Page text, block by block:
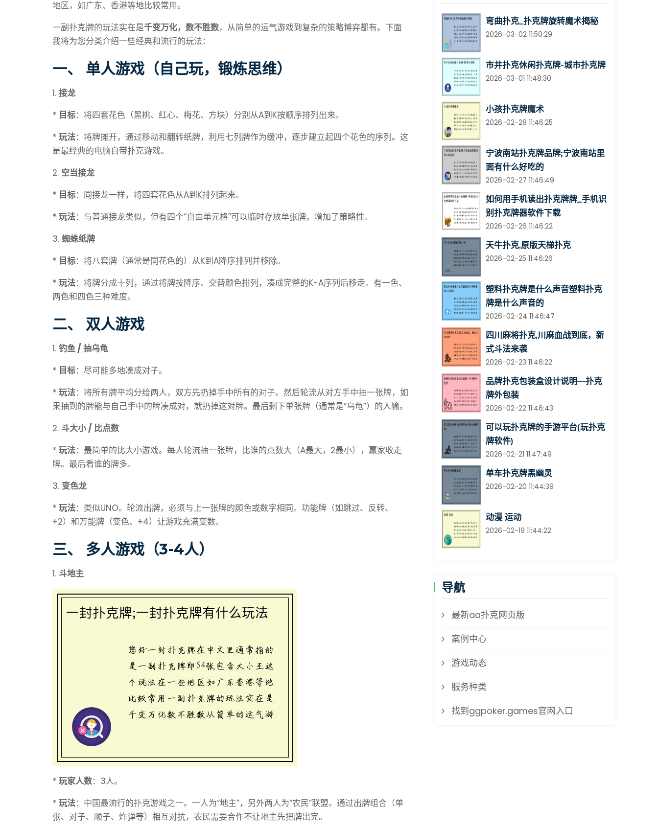
地区，如广东、香港等地比较常用。
一副扑克牌的玩法实在是千变万化，数不胜数，从简单的运气游戏到复杂的策略博弈都有。下面
我将为您分类介绍一些经典和流行的玩法：
一、 单人游戏（自己玩，锻炼思维）
1. 接龙
* 目标：将四套花色（黑桃、红心、梅花、方块）分别从A到K按顺序排列出来。
* 玩法：将牌摊开，通过移动和翻转纸牌，利用七列牌作为缓冲，逐步建立起四个花色的序列。这
是最经典的电脑自带扑克游戏。
2. 空当接龙
* 目标：同接龙一样，将四套花色从A到K排列起来。
* 玩法：与普通接龙类似，但有四个“自由单元格”可以临时存放单张牌，增加了策略性。
3. 蜘蛛纸牌
* 目标：将八套牌（通常是同花色的）从K到A降序排列并移除。
* 玩法：将牌分成十列，通过将牌按降序、交替颜色排列，凑成完整的K-A序列后移走。有一色、
两色和四色三种难度。
二、 双人游戏
1. 钓鱼 / 抽乌龟
* 目标：尽可能多地凑成对子。
* 玩法：将所有牌平均分给两人，双方先扔掉手中所有的对子。然后轮流从对方手中抽一张牌，如
果抽到的牌能与自己手中的牌凑成对，就扔掉这对牌。最后剩下单张牌（通常是“乌龟”）的人输。
2. 斗大小 / 比点数
* 玩法：最简单的比大小游戏。每人轮流抽一张牌，比谁的点数大（A最大，2最小），赢家收走
牌。最后看谁的牌多。
3. 变色龙
* 玩法：类似UNO。轮流出牌，必须与上一张牌的颜色或数字相同。功能牌（如跳过、反转、
+2）和万能牌（变色、+4）让游戏充满变数。
三、 多人游戏（3-4人）
1. 斗地主
* 玩家人数：3人。
* 玩法：中国最流行的扑克游戏之一。一人为“地主”，另外两人为“农民”联盟。通过出牌组合（单
张、对子、顺子、炸弹等）相互对抗，农民需要合作不让地主先把牌出完。
弯曲扑克_扑克牌旋转魔术揭秘
2026-03-02 11:50:29
市井扑克休闲扑克牌-城市扑克牌
2026-03-01 11:48:30
小孩扑克牌魔术
2026-02-28 11:46:25
宁波南站扑克牌品牌;宁波南站里
面有什么好吃的
2026-02-27 11:46:49
如何用手机读出扑克牌牌_手机识
别扑克牌器软件下载
2026-02-26 11:46:22
天牛扑克,原版天梯扑克
2026-02-25 11:46:26
塑料扑克牌是什么声音塑料扑克
牌是什么声音的
2026-02-24 11:46:47
四川麻将扑克,川麻血战到底，新
式斗法来袭
2026-02-23 11:46:22
品牌扑克包装盒设计说明—扑克
牌外包装
2026-02-22 11:46:43
可以玩扑克牌的手游平台(玩扑克
牌软件)
2026-02-21 11:47:49
单车扑克牌黑幽灵
2026-02-20 11:44:39
动漫 运动
2026-02-19 11:44:22
导航
最新aa扑克网页版
案例中心
游戏动态
服务种类
找到ggpoker.games官网入口